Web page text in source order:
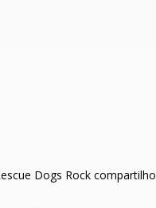
Dogs Rock